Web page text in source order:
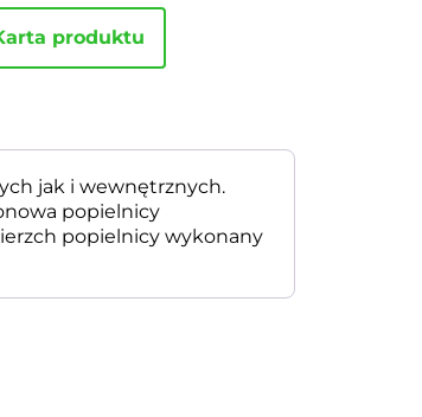
produktu
jak i wewnętrznych.
popielnicy
popielnicy wykonany